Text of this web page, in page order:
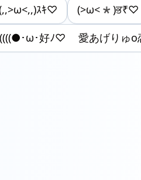
ｽｷ♡ (>ω<*)ਭ₹♡
((((●･ω･好ﾉ♡ 愛あげりゅо